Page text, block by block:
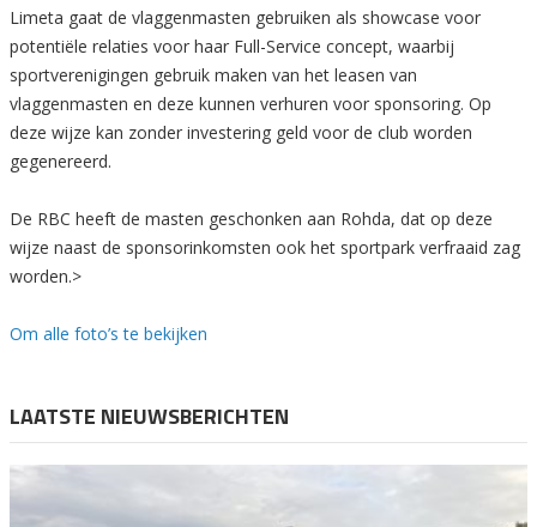
Limeta gaat de vlaggenmasten gebruiken als showcase voor
potentiële relaties voor haar Full-Service concept, waarbij
sportverenigingen gebruik maken van het leasen van
vlaggenmasten en deze kunnen verhuren voor sponsoring. Op
deze wijze kan zonder investering geld voor de club worden
gegenereerd.
De RBC heeft de masten geschonken aan Rohda, dat op deze
wijze naast de sponsorinkomsten ook het sportpark verfraaid zag
worden.>
Om alle foto’s te bekijken
LAATSTE NIEUWSBERICHTEN